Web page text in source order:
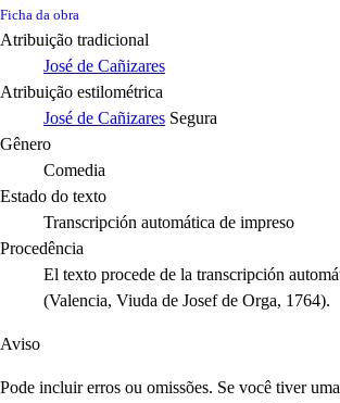
Ficha da obra
Atribuição tradicional
José de Cañizares
Atribuição estilométrica
José de Cañizares Segura
Gênero
Comedia
Estado do texto
Transcripción automática de impreso
Procedência
El texto procede de la transcripción
(Valencia, Viuda de Josef de Orga, 1764).
Aviso
Pode incluir erros ou omissões. Se você tiver